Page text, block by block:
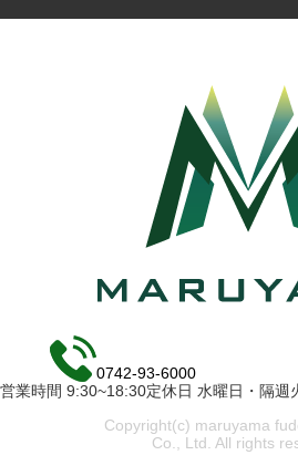
0742-93-6000
営業時間 9:30~18:30定休日 水曜日・隔週
Copyright(c) maruyama
Co., Ltd. All rights